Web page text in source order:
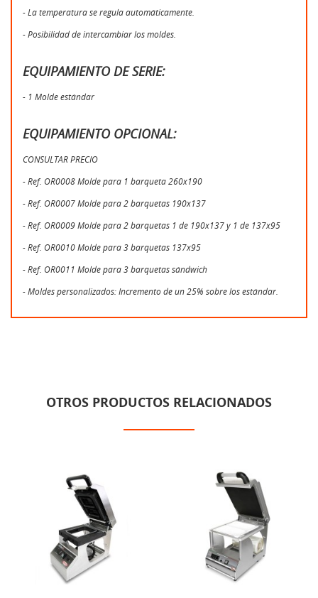
- La temperatura se regula automáticamente.
- Posibilidad de intercambiar los moldes.
EQUIPAMIENTO DE SERIE:
- 1 Molde estándar
EQUIPAMIENTO OPCIONAL:
CONSULTAR PRECIO
- Ref. OR0008 Molde para 1 barqueta 260x190
- Ref. OR0007 Molde para 2 barquetas 190x137
- Ref. OR0009 Molde para 2 barquetas 1 de 190x137 y 1 de 137x95
- Ref. OR0010 Molde para 3 barquetas 137x95
- Ref. OR0011 Molde para 3 barquetas sándwich
- Moldes personalizados: Incremento de un 25% sobre los estándar.
OTROS PRODUCTOS RELACIONADOS